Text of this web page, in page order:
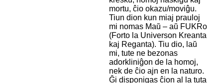
mortu, ĉio okazu/moviĝu.
Tiun dion kun miaj prauloj
mi nomas Maŭ – aŭ FUKRo
(Forto la Universon Kreanta
kaj Reganta). Tiu dio, laŭ
mi, tute ne bezonas
adorkliniĝon de la homoj,
nek de ĉio ajn en la naturo.
Ĝi disponigas ĉion al la tuta